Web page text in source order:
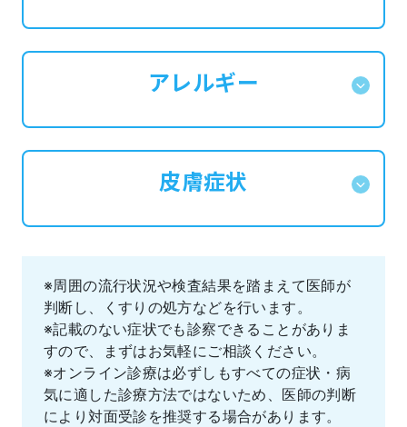
アレルギー
皮膚症状
※周囲の流行状況や検査結果を踏まえて医師が
判断し、くすりの処方などを行います。
※記載のない症状でも診察できることがありま
すので、まずはお気軽にご相談ください。
※オンライン診療は必ずしもすべての症状・病
気に適した診療方法ではないため、医師の判断
により対面受診を推奨する場合があります。